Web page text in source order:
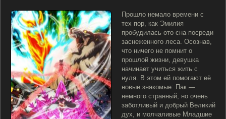
Прошло немало времени с
тех пор, как Эмилия
пробудилась ото сна посреди
заснеженного леса. Осознав,
что ничего не помнит о
прошлой жизни, девушка
начинает учиться жить с
нуля. В этом ей помогают её
новые знакомые: Пак —
немного странный, но очень
заботливый и добрый Великий
дух, и молчаливые Младшие